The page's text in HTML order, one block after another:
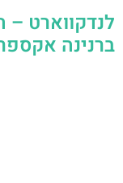
לנדקווארט
ברנינה